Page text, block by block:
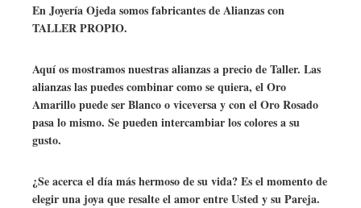
En Joyería Ojeda somos fabricantes de Alianzas con
TALLER PROPIO.
Aquí os mostramos nuestras alianzas a precio de Taller. Las
alianzas las puedes combinar como se quiera, el Oro
Amarillo puede ser Blanco o viceversa y con el Oro Rosado
pasa lo mismo. Se pueden intercambiar los colores a su
gusto.
¿Se acerca el día más hermoso de su vida? Es el momento de
elegir una joya que resalte el amor entre Usted y su Pareja.